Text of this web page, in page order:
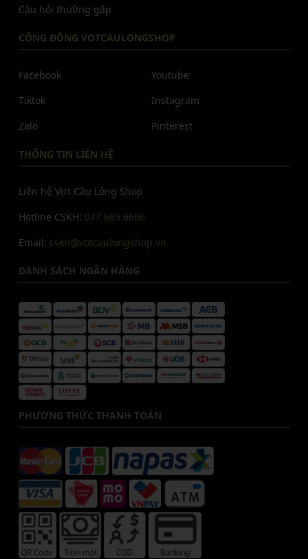
Câu hỏi thường gặp
CỘNG ĐỒNG VOTCAULONGSHOP
Facebook
Tiktok
Zalo
Youtube
Instagram
Pinterest
THÔNG TIN LIÊN HỆ
Liên hệ Vợt Cầu Lông Shop
Hotline CSKH: 077.685.6666
Email: cskh@votcaulongshop.vn
DANH SÁCH NGÂN HÀNG
PHƯƠNG THỨC THANH TOÁN